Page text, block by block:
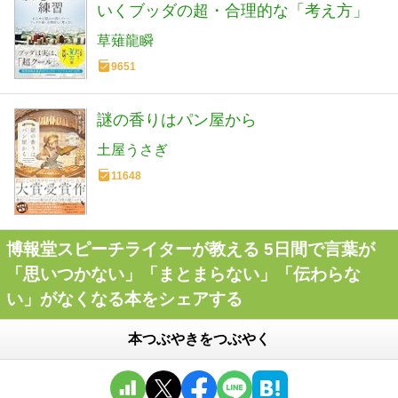
いくブッダの超・合理的な「考え方」
草薙龍瞬
9651
謎の香りはパン屋から
土屋うさぎ
11648
博報堂スピーチライターが教える 5日間で言葉が
「思いつかない」「まとまらない」「伝わらな
い」がなくなる本をシェアする
本つぶやきをつぶやく